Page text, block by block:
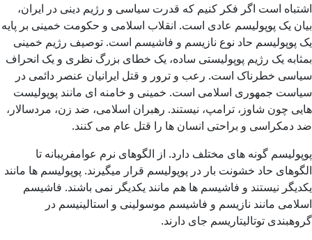
اشتباه است اگر فکر کنیم که قدرت سیاسی و رژیم دینی در ایران،
بیان یک پوپولیسم عادی است. انقلاب اسلامی و حکومت خمینی بر پایه
یک پوپولیسم حاد نوع نازیسم و فاشیسم است. توصیف رژیم خمینی
بمثابه یک رژیم پوپولیستی ساده، یک خطای بزرگ نظری و یک انحراف
سیاسی خطرناک است. رعب و ترور و قتل ایرانیان عنصر دائمی در
سیاست جمهوری اسلامی است. خمینی و خامنه ای مانند پوپولیست
هایی چون شاوز، ترامپ، نیستند. رهبران اسلامی، ضد زن، مردسالار،
ضد دمکراسی و براحتی انسان ها را قتل عام می کنند.
پوپولیسم گونه های مختلف دارد. از الگوهای نرم عوامفریبانه تا
الگوهای حاد خشونت بار در پوپولیسم قرار میگیرند. پوپولیسم ها مانند
یکدیگر نیستند و فاشیسم ها هم مانند یکدیگر نمی باشند. فاشیسم
اسلامی مانند نازیسم و فاشیسم موسولینی و استالینیسم در
گروهبندی توتالیتاریسم جای دارند.